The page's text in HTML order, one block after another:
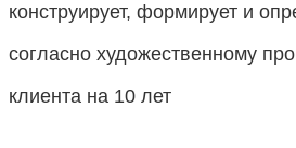
конструирует, формирует и
согласно художественному
клиента на 10 лет